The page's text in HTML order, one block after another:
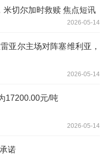
米切尔加时救赎 焦点短讯
2026-05-14
亚尔主场对阵塞维利亚，
2026-05-14
17200.00元/吨
2026-05-14
诺